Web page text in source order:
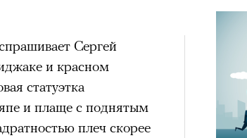
Сергей
и красном
статуэтка
и плаще с поднятым
плеч скорее
Стиль»